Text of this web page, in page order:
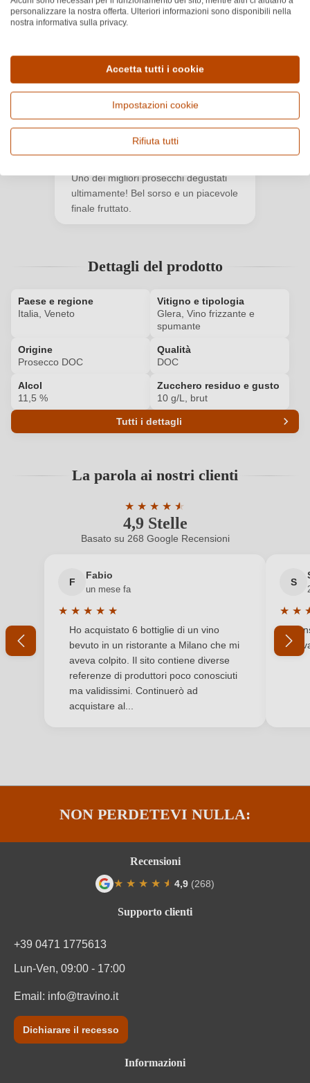
5.0★ ★ ★ ★ ★
Valutazione media di 5 su 5 stelle
Mostra recensioni
Accedi
Accedi per poter lasciare una recensione. Non
ancora registrato?
Nuovo cliente?Registrati
La tua password
Ho dimenticato la mia password.
ACCEDI
L
Lorenzo
13 apr 2025
Uno dei migliori prosecchi degustati
ultimamente! Bel sorso e un piacevole
finale fruttato.
Dettagli del prodotto
Paese e regione
Italia, Veneto
Vitigno e tipologia
Glera, Vino frizzante e
spumante
Origine
Prosecco DOC
Qualità
DOC
Alcol
11,5 %
Zucchero residuo e gusto
10 g/L, brut
Tutti i dettagli
Contenuto di alcol
Indicazione geografica Prosecco DOC
Indirizzo del
produttore
Bertazzo 1840 Società Agricola di Bertazzo Silvano
& C., Via Pozzetto 19, 35043 Monselice, Italia
Residuo zuccherino
Solfiti Contiene solfiti
Varietà di uva
Zuccheri residui
La parola ai nostri clienti
4,9 Stelle
★ ★ ★ ★ ★
★
Valutazione media di 4.9 su 5 stelle
Basato su 268 Google Recensioni
F
Fabio
un mese fa
★ ★ ★ ★ ★
Valutazione media di 5 su 5 stelle
Ho acquistato 6 bottiglie di un vino
bevuto in un ristorante a Milano che mi
aveva colpito. Il sito contiene diverse
referenze di produttori poco conosciuti
ma validissimi. Continuerò ad
acquistare al...
S
★ ★
NON PERDETEVI NULLA:
Supporto clienti
+39 0471 1775613
Lun-Ven, 09:00 - 17:00
Email: info@travino.it
Dichiarare il recesso
Informazioni
Recensioni
★ ★ ★ ★ ★
★ 4,9 (268)
personalizzare la nostra offerta. Ulteriori informazioni sono disponibili nella
nostra informativa sulla privacy.
Accetta tutti i cookie
Impostazioni cookie
Rifiuta tutti